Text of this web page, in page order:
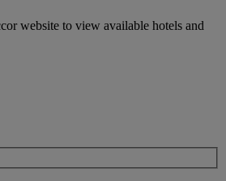
website to view available hotels and